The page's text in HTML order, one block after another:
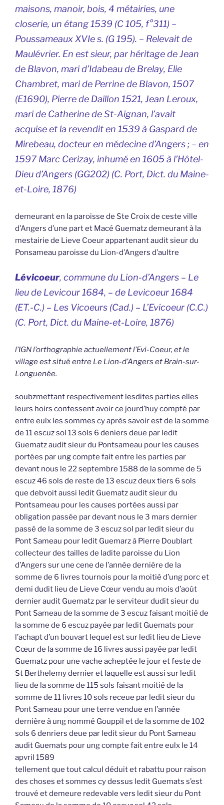
maisons, manoir, bois, 4 métairies, une
closerie, un étang 1539 (C 105, f°311) –
Poussameaux XVIe s. (G 195). – Relevait de
Maulévrier. En est sieur, par héritage de Jean
de Blavon, mari d’Idabeau de Brelay, Elie
Chambret, mari de Perrine de Blavon, 1507
(E1690), Pierre de Daillon 1521, Jean Leroux,
mari de Catherine de St-Aignan, l’avait
acquise et la revendit en 1539 à Gaspard de
Mirebeau, docteur en médecine d’Angers ; – en
1597 Marc Cerizay, inhumé en 1605 à l’Hôtel-
Dieu d’Angers (GG202) (C. Port, Dict. du Maine-
et-Loire, 1876)
demeurant en la paroisse de Ste Croix de ceste ville
d’Angers d’une part et Macé Guematz demeurant à la
mestairie de Lieve Coeur appartenant audit sieur du
Ponsameau paroisse du Lion-d’Angers d’aultre
Lévicoeur, commune du Lion-d’Angers – Le
lieu de Levicour1684, – de Levicoeur1684
(ET.-C.) – Les Vicoeurs (Cad.) – L’Evicoeur (C.C.)
(C. Port, Dict. du Maine-et-Loire, 1876)
l’IGN l’orthographie actuellement l’Evi-Coeur, et le
village est situé entre Le Lion-d’Angers et Brain-sur-
Longuenée.
soubzmettant respectivement lesdites parties elles
leurs hoirs confessent avoir ce jourd’huy compté par
entre eulx les sommes cy après savoir est de la somme
de 11 escuz sol 13 sols 6 deniers deue par ledit
Guematz audit sieur du Pontsameau pour les causes
portées par ung compte fait entre les parties par
devant nous le 22 septembre 1588 de la somme de 5
escuz 46 sols de reste de 13 escuz deux tiers 6 sols
que debvoit aussi ledit Guematz audit sieur du
Pontsameau pour les causes portées aussi par
obligation passée par devant nous le 3 mars dernier
passé de la somme de 3 escuz sol par ledit sieur du
Pont Sameau pour ledit Guemarz à Pierre Doublart
collecteur des tailles de ladite paroisse du Lion
d’Angers sur une cene de l’année dernière de la
somme de 6 livres tournois pour la moitié d’ung porc et
demi dudit lieu de Lieve Cœur vendu au mois d’août
dernier audit Guematz par le serviteur dudit sieur du
Pont Sameau de la somme de 3 escuz faisant moitié de
la somme de 6 escuz payée par ledit Guemats pour
l’achapt d’un bouvart lequel est sur ledit lieu de Lieve
Cœur de la somme de 16 livres aussi payée par ledit
Guematz pour une vache acheptée le jour et feste de
St Berthelemy dernier et laquelle est aussi sur ledit
lieu de la somme de 115 sols faisant moitié de la
somme de 11 livres 10 sols receue par ledit sieur du
Pont Sameau pour une terre vendue en l’année
dernière à ung nommé Gouppil et de la somme de 102
sols 6 denriers deue par ledit sieur du Pont Sameau
audit Guemats pour ung compte fait entre eulx le 14
apvril 1589
tellement que tout calcul déduit et rabattu pour raison
des choses et sommes cy dessus ledit Guemats s’est
trouvé et demeure redevable vers ledit sieur du Pont